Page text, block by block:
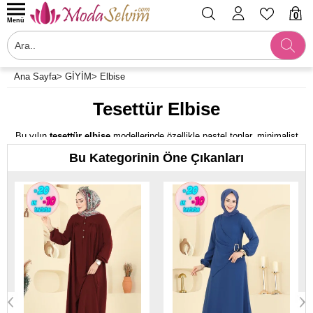
0
Menü
Ana Sayfa> GİYİM> Elbise
Tesettür Elbise
Bu yılın tesettür elbise modellerinde özellikle pastel tonlar, minimalist
kesimler ve kemerli tasarımlar dikkat çekiyor. Kat kat tül detaylar, saten
kumaşlar ve metalik işlemeler ise bu sezonun öne çıkan trendleri
modeller, özel günlerde hem şık hem de zarif bir görünüm arayanların
favorisi olarak öne çıkmaktadır.
Tesettür elbiselerin modelleri ile her dönemde kullanıma uygun tasarımlar
sunulabiliyor. Modaselvim sitesi sizlere çeşitli ürün modelleri üzerine satış
yapıyor. Tesettür ürünleri çeşitlerinden biri olaraktesettür elbise
modelleriçeşitleri birçok kullanıcı tarafından tercih ediliyor. Ayrıca çeşitli
indirim imkânları ile birlikte müşterilere birçok fırsatlı ürün kazandırılıyor.
Yaz ve kış sezonuna öze indirim fırsatları için siteyi takip edebilirsiniz.
1.Tesettür Elbise Çeşitlerimiz
Bu Kategorinin Öne Çıkanları